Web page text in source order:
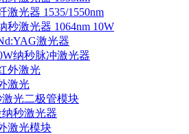
激光器 1535/1550nm
秒激光器 1064nm 10W
激光器
纳秒脉冲激光器
外激光
激光
激光二极管模块
纳秒激光器
激光模块